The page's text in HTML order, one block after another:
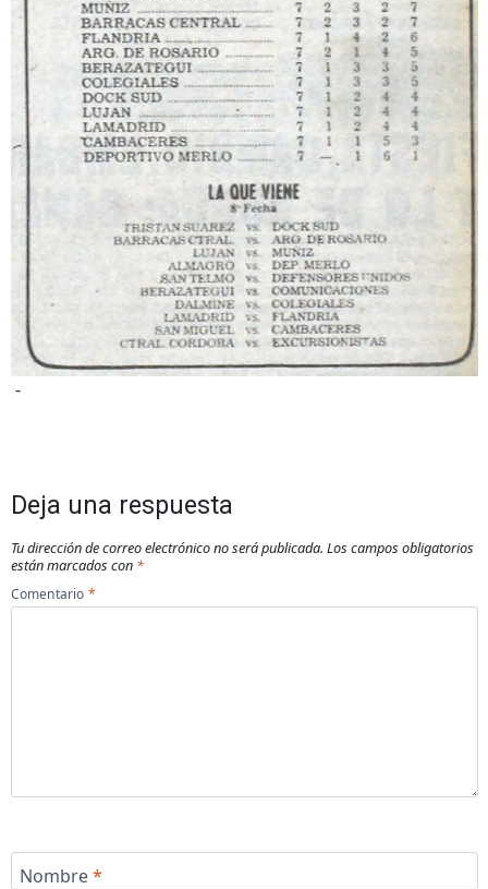
-
Deja una respuesta
Tu dirección de correo electrónico no será publicada. Los campos obligatorios
están marcados con *
Comentario *
Nombre*